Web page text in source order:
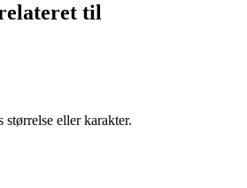
til
eller karakter.